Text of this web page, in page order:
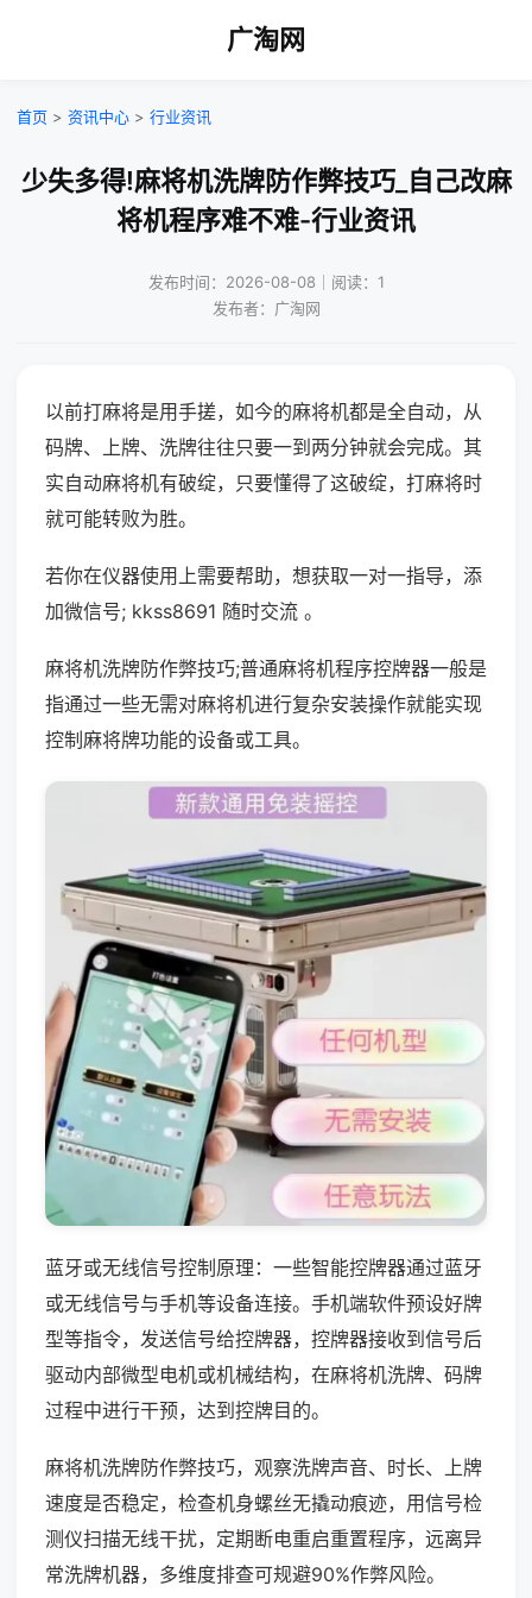
广淘网
首页 > 资讯中心 > 行业资讯
少失多得!麻将机洗牌防作弊技巧_自己改麻
将机程序难不难-行业资讯
发布时间：2026-08-08｜阅读：1
发布者：广淘网
以前打麻将是用手搓，如今的麻将机都是全自动，从
码牌、上牌、洗牌往往只要一到两分钟就会完成。其
实自动麻将机有破绽，只要懂得了这破绽，打麻将时
就可能转败为胜。
若你在仪器使用上需要帮助，想获取一对一指导，添
加微信号; kkss8691 随时交流 。
麻将机洗牌防作弊技巧;普通麻将机程序控牌器一般是
指通过一些无需对麻将机进行复杂安装操作就能实现
控制麻将牌功能的设备或工具。
蓝牙或无线信号控制原理：一些智能控牌器通过蓝牙
或无线信号与手机等设备连接。手机端软件预设好牌
型等指令，发送信号给控牌器，控牌器接收到信号后
驱动内部微型电机或机械结构，在麻将机洗牌、码牌
过程中进行干预，达到控牌目的。
麻将机洗牌防作弊技巧，观察洗牌声音、时长、上牌
速度是否稳定，检查机身螺丝无撬动痕迹，用信号检
测仪扫描无线干扰，定期断电重启重置程序，远离异
常洗牌机器，多维度排查可规避90%作弊风险。